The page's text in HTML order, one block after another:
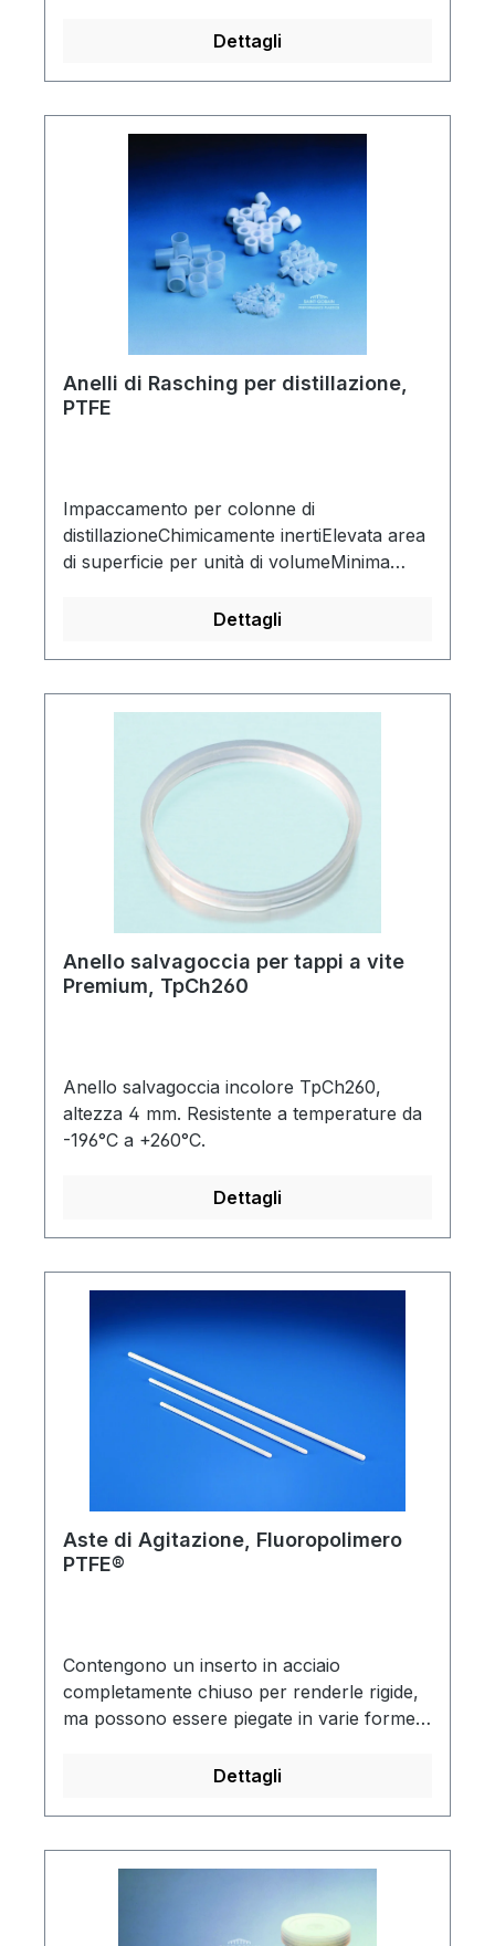
Dettagli
Anelli di Rasching per distillazione,
PTFE
Impaccamento per colonne di
distillazioneChimicamente inertiElevata area
di superficie per unità di volumeMinima
Dettagli
Anello salvagoccia per tappi a vite
Premium, TpCh260
Anello salvagoccia incolore TpCh260,
altezza 4 mm. Resistente a temperature da
-196°C a +260°C.
Dettagli
Aste di Agitazione, Fluoropolimero
PTFE®
Contengono un inserto in acciaio
completamente chiuso per renderle rigide,
ma possono essere piegate in varie forme
Resistono al calore fino a 288°C e sono
antistatiche che ne facilitano la pulizia.Inerti
Dettagli